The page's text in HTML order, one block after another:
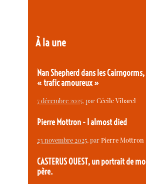
À la une
Nan Shepherd dans les
« trafic amoureux »
7 décembre 2025, parCécile Vibarel
Pierre Mottron - I almost died
23 novembre 2025, parPierre Mottron
CASTERUS OUEST, un portrait de
père.